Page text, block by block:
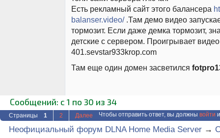
Есть рекламный сайт этого балансера
balanser.video/.Там демо видео
тормозит. Если даже демка тормозит,
детские с сервером. Проигрывает
401.sevstar933krop.com
Там еще один домен засветился
Сообщений: с 1 по 30 из 34
Страницы 1 2 Далее Чтобы отправить ответ, вы должны войти
Неофициальный форум DLNA Home Media Server →